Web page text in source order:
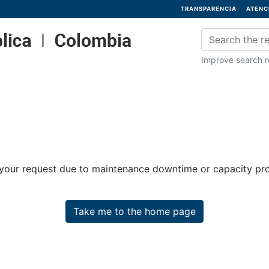
TRANSPARENCIA
Improve search
request due to maintenance downtime or capacity
Take me to the home page